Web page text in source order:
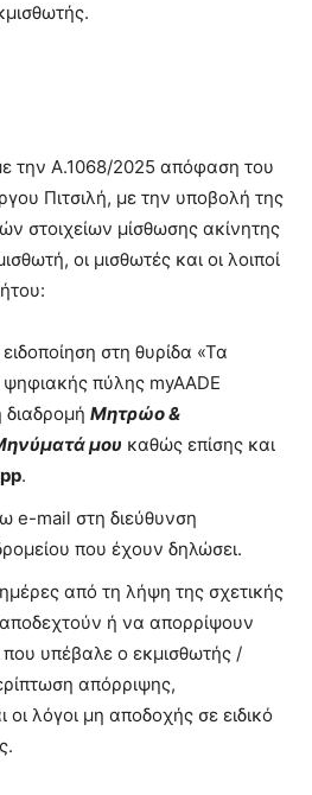
την Α.1068/2025 απόφαση του
Πιτσιλή, με την υποβολή της
στοιχείων μίσθωσης ακίνητης
οι μισθωτές και οι λοιποί
στη θυρίδα «Τα
πύλης myAADE
Μητρώο &
μου καθώς επίσης και
.
e-mail στη διεύθυνση
που έχουν δηλώσει.
από τη λήψη της σχετικής
αποδεχτούν ή να απορρίψουν
υπέβαλε ο εκμισθωτής /
απόρριψης,
λόγοι μη αποδοχής σε ειδικό